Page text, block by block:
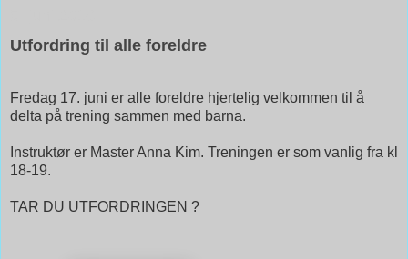
Utfordring til alle foreldre
Fredag 17. juni er alle foreldre hjertelig velkommen til å
delta på trening sammen med barna.
Instruktør er Master Anna Kim. Treningen er som vanlig fra kl
18-19.
TAR DU UTFORDRINGEN ?